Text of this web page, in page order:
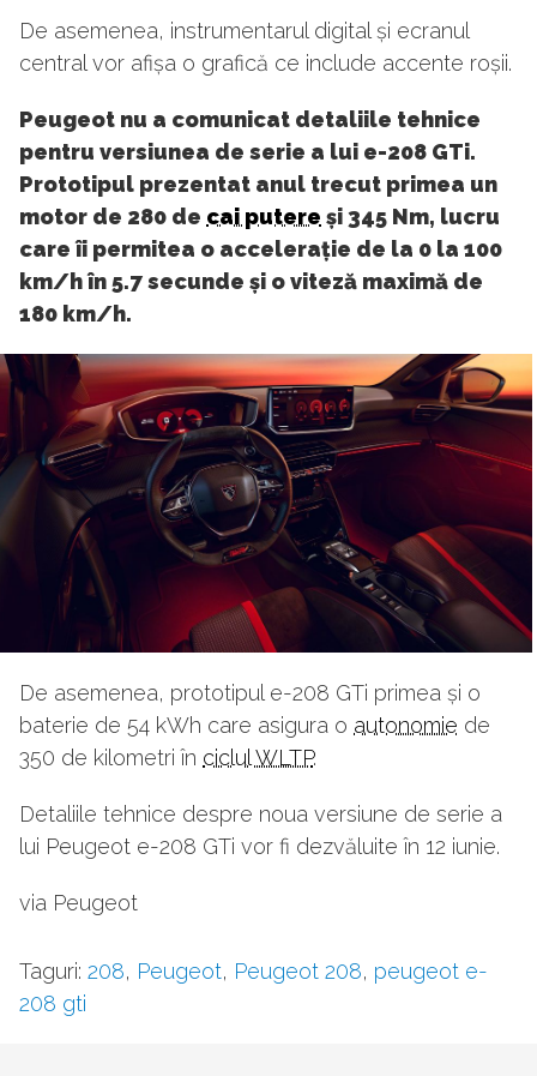
De asemenea, instrumentarul digital și ecranul
central vor afișa o grafică ce include accente roșii.
Peugeot nu a comunicat detaliile tehnice
pentru versiunea de serie a lui e-208 GTi.
Prototipul prezentat anul trecut primea un
motor de 280 de cai putere și 345 Nm, lucru
care îi permitea o accelerație de la 0 la 100
km/h în 5.7 secunde și o viteză maximă de
180 km/h.
De asemenea, prototipul e-208 GTi primea și o
baterie de 54 kWh care asigura o autonomie de
350 de kilometri în ciclul WLTP.
Detaliile tehnice despre noua versiune de serie a
lui Peugeot e-208 GTi vor fi dezvăluite în 12 iunie.
via Peugeot
Taguri: 208, Peugeot, Peugeot 208, peugeot e-
208 gti